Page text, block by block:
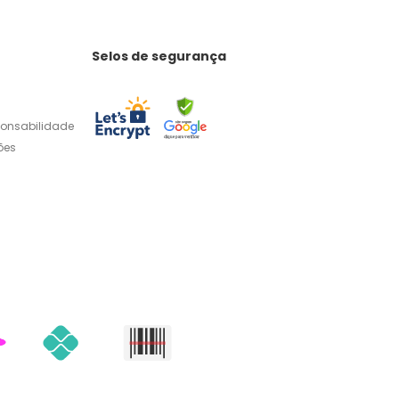
Selos de segurança